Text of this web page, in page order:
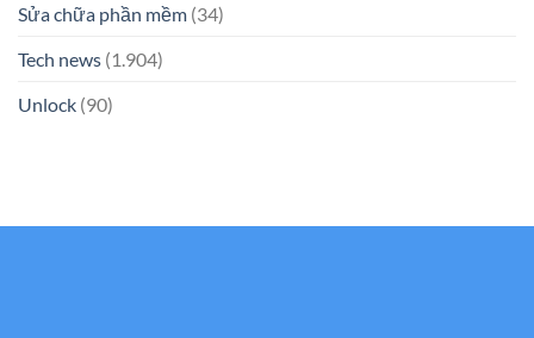
Sửa chữa phần mềm (34)
Tech news (1.904)
Unlock (90)